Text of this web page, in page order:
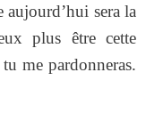
aujourd’hui sera la
plus être cette
tu me pardonneras.